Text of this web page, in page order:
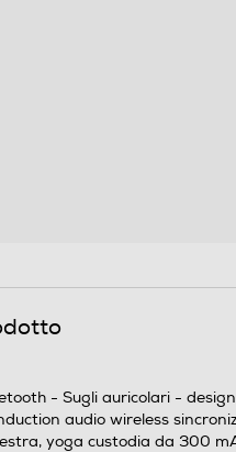
- Sugli auricolari -
audio wireless
yoga custodia da 300